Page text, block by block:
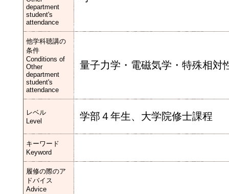
department
student's
attendance
他学科聴講の
条件
Conditions of
Other
department
student's
attendance
量子力学・電磁気学・特殊相対
レベル
Level
学部４年生、大学院修士課程
キーワード
Keyword
履修の際のア
ドバイス
Advice